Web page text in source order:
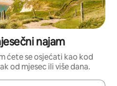
najam
ćete se osjećati kao kod
od mjesec ili više dana.